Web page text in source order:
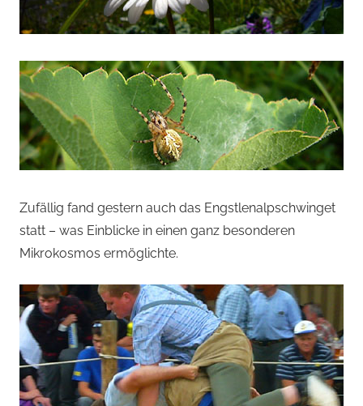
Zufällig fand gestern auch das Engstlenalpschwinget
statt – was Einblicke in einen ganz besonderen
Mikrokosmos ermöglichte.